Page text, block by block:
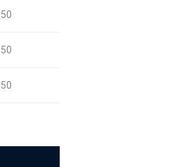
50
50
50